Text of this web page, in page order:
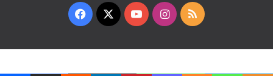
Facebook
X YouTubeInstagram
RSS